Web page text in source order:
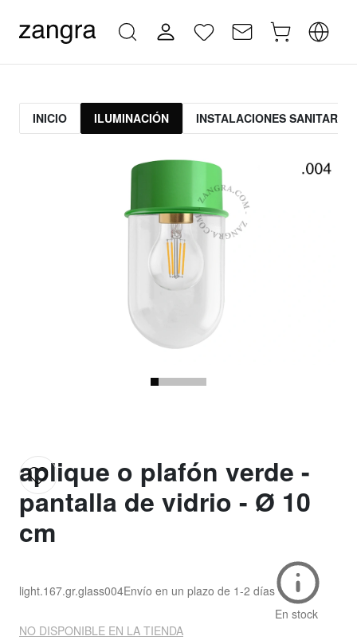
INICIO ILUMINACIÓN INSTALACIONES SANITARIAS
aplique o plafón verde -
pantalla de vidrio - Ø 10
cm
light.167.gr.glass004Envío en un plazo de 1-2 días
En stock
NO DISPONIBLE EN LA TIENDA